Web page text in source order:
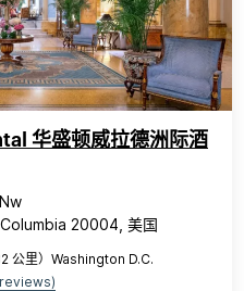
华盛顿威拉德洲际酒
20004, 美国
公里）Washington D.C.